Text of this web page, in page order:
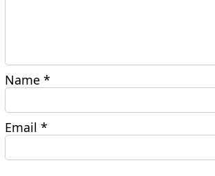
Name*
Email*